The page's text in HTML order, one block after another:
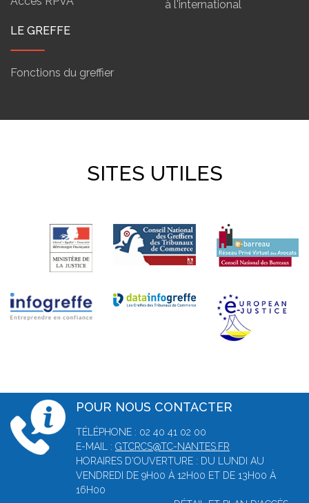
à l'international
LE GREFFE
Fonctions du greffier
SITES UTILES
POUR NOUS CONTACTER
TÉLÉPHONE : 02 40 41 02 00
E-MAIL : GTCRCS@TC-NANTES.FR
HORAIRES D'OUVERTURE : DU LUNDI AU
VENDREDI DE 9H00 À 12H00 ET DE 13H00 À
16H00